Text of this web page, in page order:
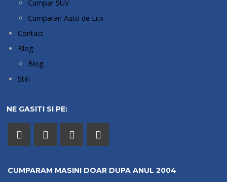
Cumpar SUV
Cumparari Auto de Lux
Contact
Blog
Blog
Stiri
NE GASITI SI PE:
CUMPARAM MASINI DOAR DUPA ANUL 2004